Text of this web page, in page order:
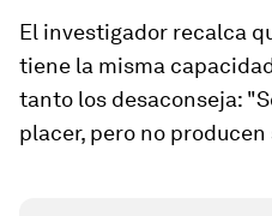
El investigador recalca
tiene la misma
tanto los desaconseja:
placer, pero no